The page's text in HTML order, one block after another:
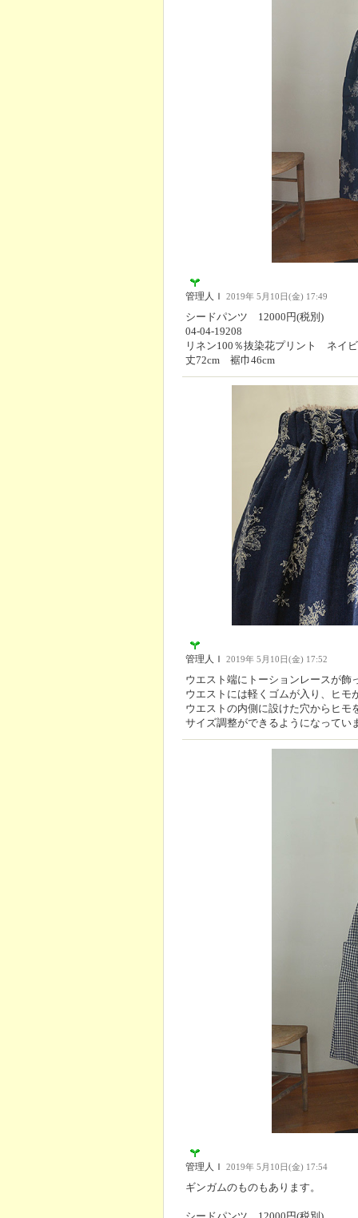
管理人Ｉ 2019年 5月10日(金) 17:49
シードパンツ 12000円(税別)
04-04-19208
リネン100％抜染花プリント ネイ
丈72cm 裾巾46cm
管理人Ｉ 2019年 5月10日(金) 17:52
ウエスト端にトーションレースが飾
ウエストには軽くゴムが入り、ヒモ
ウエストの内側に設けた穴からヒモ
サイズ調整ができるようになってい
管理人Ｉ 2019年 5月10日(金) 17:54
ギンガムのものもあります。